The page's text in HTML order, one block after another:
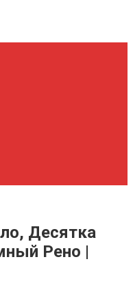
Десятка
Рено |